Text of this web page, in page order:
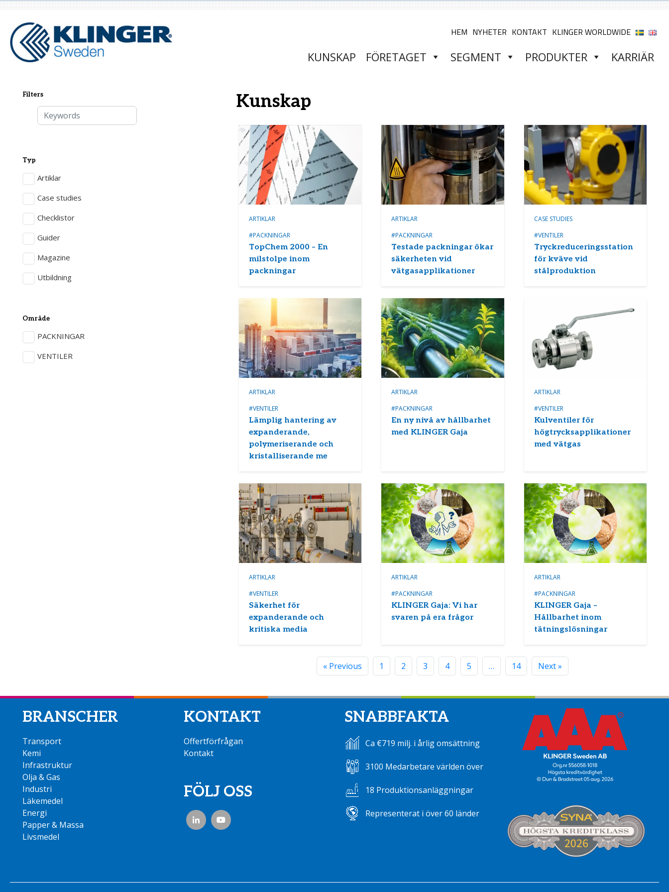
HEM NYHETER KONTAKT KLINGER WORLDWIDE
KUNSKAP FÖRETAGET SEGMENT PRODUKTER KARRIÄR
Filters
Email address
Typ
Artiklar
Case studies
Checklistor
Guider
Magazine
Utbildning
Område
PACKNINGAR
VENTILER
Kunskap
ARTIKLAR
#PACKNINGAR
TopChem 2000 – En
milstolpe inom
packningar
ARTIKLAR
#PACKNINGAR
Testade packningar ökar
säkerheten vid
vätgasapplikationer
CASE STUDIES
#VENTILER
Tryckreduceringsstation
för kväve vid
stålproduktion
ARTIKLAR
#VENTILER
Lämplig hantering av
expanderande,
polymeriserande och
kristalliserande me
ARTIKLAR
#PACKNINGAR
En ny nivå av hållbarhet
med KLINGER Gaja
ARTIKLAR
#VENTILER
Kulventiler för
högtrycksapplikationer
med vätgas
ARTIKLAR
#VENTILER
Säkerhet för
expanderande och
kritiska media
ARTIKLAR
#PACKNINGAR
KLINGER Gaja: Vi har
svaren på era frågor
ARTIKLAR
#PACKNINGAR
KLINGER Gaja –
Hållbarhet inom
tätningslösningar
« Previous 1 2 3 4 5 … 14 Next »
BRANSCHER
Transport
Kemi
Infrastruktur
Olja & Gas
Industri
Läkemedel
Energi
Papper & Massa
Livsmedel
KONTAKT
Offertförfrågan
Kontakt
FÖLJ OSS
SNABBFAKTA
Ca €719 milj. i årlig omsättning
3100 Medarbetare världen över
18 Produktionsanläggningar
Representerat i över 60 länder